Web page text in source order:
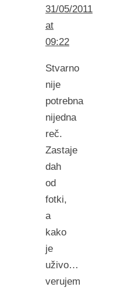
31/05/2011
at
09:22
Stvarno
nije
potrebna
nijedna
reč.
Zastaje
dah
od
fotki,
a
kako
je
uživo…
verujem